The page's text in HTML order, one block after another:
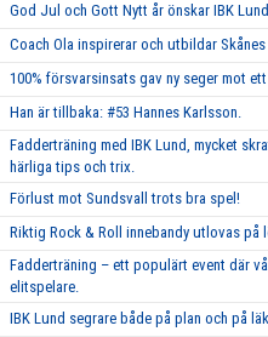
God Jul och Gott Nytt år önskar IBK Lund
Coach Ola inspirerar och utbildar
100% försvarsinsats gav ny seger mot
Han är tillbaka: #53 Hannes Karlsson.
Fadderträning med IBK Lund, mycket
härliga tips och trix.
Förlust mot Sundsvall trots bra spel!
Riktig Rock & Roll innebandy utlovas på
Fadderträning – ett populärt event där
elitspelare.
IBK Lund segrare både på plan och på